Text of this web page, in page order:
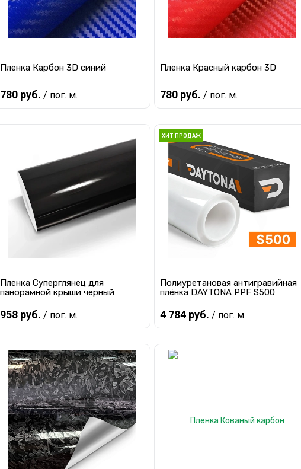
пленки
Виниловые пленки
StickerBomb
авто
Пленка Карбон 3D синий
780 руб. / пог. м.
Купить в 1 клик К сравнению
В избранное В наличии
Пленка Красный карбон 3D
780 руб. / пог. м.
Купить в 1 клик К сравнению
В избранное В наличии
Пленка Суперглянец для
панорамной крыши черный
958 руб. / пог. м.
В корзину
Купить в 1 клик К сравнению
В избранное В наличии
ХИТ ПРОДАЖ
Полиуретановая антигравийная
плёнка DAYTONA PPF S500
4 784 руб. / пог. м.